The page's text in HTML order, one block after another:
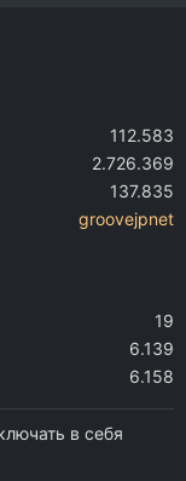
112.583
2.726.369
137.835
groovejpnet
19
6.139
6.158
в себя